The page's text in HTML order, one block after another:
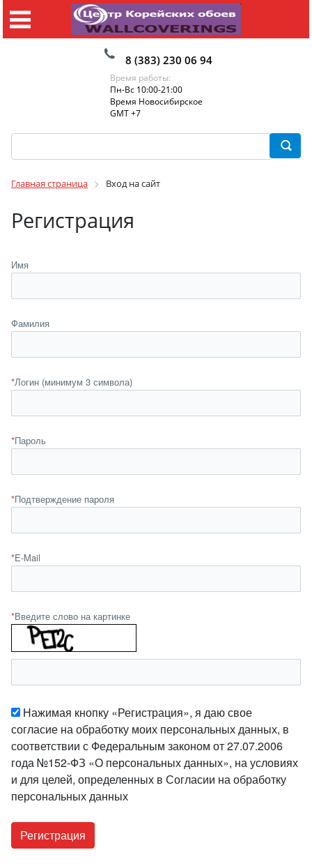
8 (383) 230 06 94
Время работы:
Пн-Вс 10:00-21:00
Время Новосибирское
GMT +7
Главная страница Вход на сайт
Регистрация
Имя
Фамилия
*Логин (минимум 3 символа)
*Пароль
*Подтверждение пароля
*E-Mail
*Введите слово на картинке
Нажимая кнопку «Регистрация», я даю свое
согласие на обработку моих персональных данных, в
соответствии с Федеральным законом от 27.07.2006
года №152-ФЗ «О персональных данных», на условиях
и для целей, определенных в Согласии на обработку
персональных данных